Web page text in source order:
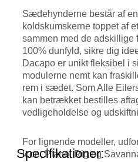
Sædehynderne består af
koldskumskerne toppet af
sammen med de adskillige
100% dunfyld, sikre dig
Dacapo er unikt fleksibel i
modulerne nemt kan
rem i sædet. Som Alle
kan betrækket bestilles
vedligeholdelse og
For lignende modeller,
Icon,Plano,Rigog
Specifikationer: